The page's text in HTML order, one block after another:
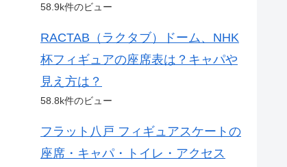
58.9k件のビュー
RACTAB（ラクタブ）ドーム、NHK
杯フィギュアの座席表は？キャパや
見え方は？
58.8k件のビュー
フラット八戸 フィギュアスケートの
座席・キャパ・トイレ・アクセス